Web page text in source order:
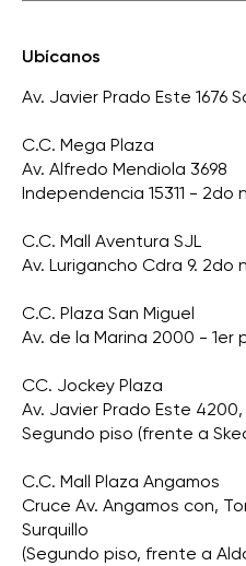
Ubícanos
Av. Javier Prado Este 1676
C.C. Mega Plaza
Av. Alfredo Mendiola 3698
Independencia 15311 - 2do
C.C. Mall Aventura SJL
Av. Lurigancho Cdra 9. 2do
C.C. Plaza San Miguel
Av. de la Marina 2000 - 1er
CC. Jockey Plaza
Av. Javier Prado Este
Segundo piso (frente a
C.C. Mall Plaza Angamos
Cruce Av. Angamos con,
Surquillo
(Segundo piso, frente a